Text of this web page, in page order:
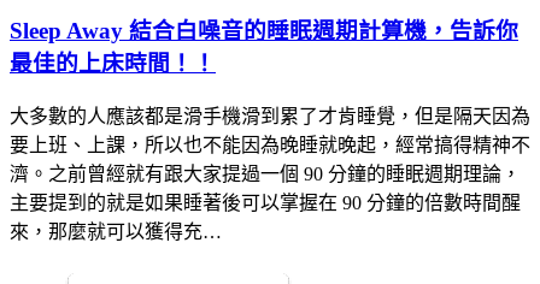
Sleep Away 結合白噪音的睡眠週期計算機，告訴你
最佳的上床時間！！
大多數的人應該都是滑手機滑到累了才肯睡覺，但是隔天因為
要上班、上課，所以也不能因為晚睡就晚起，經常搞得精神不
濟。之前曾經就有跟大家提過一個 90 分鐘的睡眠週期理論，
主要提到的就是如果睡著後可以掌握在 90 分鐘的倍數時間醒
來，那麼就可以獲得充…